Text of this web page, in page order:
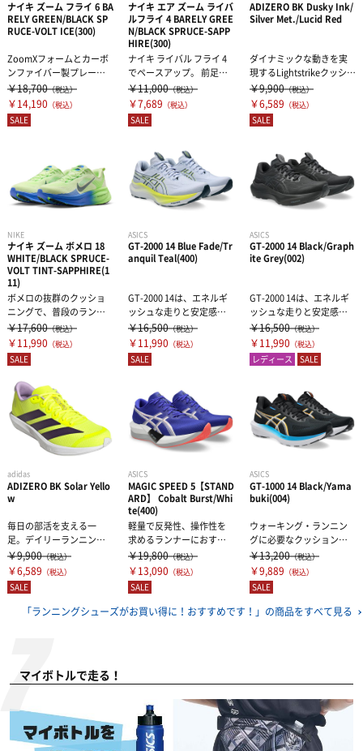
ナイキ ズーム フライ 6 BA
RELY GREEN/BLACK SP
RUCE-VOLT ICE(300)
ZoomXフォームとカーボ
ンファイバー製プレート
で、パワフルな走り心地
を実現。ラ...
￥18,700（税込）
￥14,190 （税込）
SALE
ナイキ エア ズーム ライバ
ルフライ 4 BARELY GREE
N/BLACK SPRUCE-SAPP
HIRE(300)
ナイキ ライバル フライ 4
でペースアップ。 前足部
のAir Zoomユニットと...
￥11,000（税込）
￥7,689 （税込）
SALE
ADIZERO BK Dusky Ink/
Silver Met./Lucid Red
ダイナミックな動きを実
現するLightstrikeクッショ
ニングを搭載したランニ...
￥9,900（税込）
￥6,589 （税込）
SALE
NIKE
ナイキ ズーム ボメロ 18
WHITE/BLACK SPRUCE-
VOLT TINT-SAPPHIRE(1
11)
ボメロの抜群のクッショ
ニングで、普段のランニ
ングがもっと快適に。ミ
ッドソールには...
￥17,600（税込）
￥11,990 （税込）
SALE
ASICS
GT-2000 14 Blue Fade/Tr
anquil Teal(400)
GT-2000 14は、エネルギ
ッシュな走りと安定感の
あるサポートを追求した
ラン...
￥16,500（税込）
￥11,990 （税込）
SALE
ASICS
GT-2000 14 Black/Graph
ite Grey(002)
GT-2000 14は、エネルギ
ッシュな走りと安定感の
あるサポートを追求した
ラン...
￥16,500（税込）
￥11,990 （税込）
レディース SALE
adidas
ADIZERO BK Solar Yello
w
毎日の部活を支える一
足。デイリーランニング
に最適な多目的フラット
レーサー。アディ...
￥9,900（税込）
￥6,589 （税込）
SALE
ASICS
MAGIC SPEED 5【STAND
ARD】 Cobalt Burst/Whi
te(400)
軽量で反発性、操作性を
求めるランナーにおすす
めなMAGIC SPEED 5MA
G...
￥19,800（税込）
￥13,090 （税込）
SALE
ASICS
GT-1000 14 Black/Yama
buki(004)
ウォーキング・ランニン
グに必要なクッション性
と安定性を兼ね備えた優
れたシューズで...
￥13,200（税込）
￥9,889 （税込）
SALE
「ランニングシューズがお買い得に！おすすめです！」の商品をすべて見る
マイボトルで走る！